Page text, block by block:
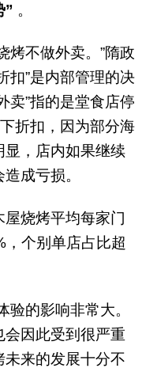
” 。
烤不做外卖。”隋政
扣”是内部管理的决
卖”指的是堂食店停
折扣，因为部分海
，店内如果继续
成亏损。
烧烤平均每家门
，个别单店占比超
验的影响非常大。
因此受到很严重
来的发展十分不